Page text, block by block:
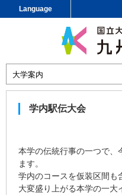
Language
学内駅伝大会
本学の伝統行事の一つで、
ます。
学内のコースを仮装区間も
大変盛り上がる本学の一大